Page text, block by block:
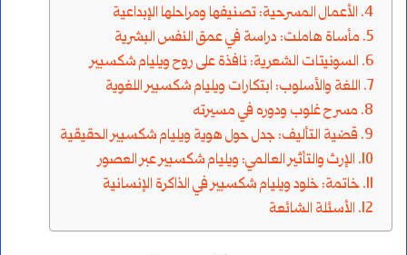
الأعمال المسرحية: تصنيفها ومراحلها الإبداعية
مأساة هاملت: دراسة في عمق النفس البشرية
السونيتات الشعرية: نافذة على روح ويليام شكسبير
اللغة والأسلوب: ابتكارات ويليام شكسبير اللغوية
مسرح غلوب ودوره في مسيرته
قضية التأليف: جدل حول هوية ويليام شكسبير الحقيقية
الإرث والتأثير العالمي: ويليام شكسبير عبر العصور
خاتمة: خلود ويليام شكسبير في الذاكرة الإنسانية
الأسئلة الشائعة